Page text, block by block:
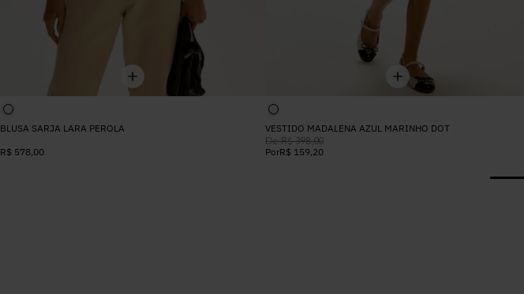
BLUSA SARJA LARA PEROLA
R$ 578,00
VESTIDO MADALENA AZUL MARINHO DOT
De R$ 398,00
PorR$ 159,20